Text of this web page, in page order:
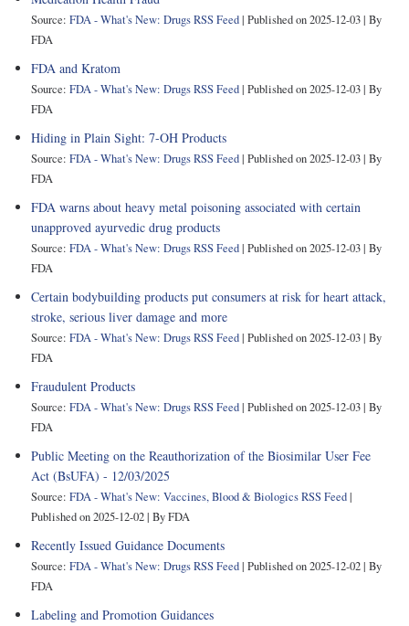
Source: FDA - What's New: Drugs RSS Feed Published on 2025-12-03 By
FDA
FDA and Kratom
Source: FDA - What's New: Drugs RSS Feed Published on 2025-12-03 By
FDA
Hiding in Plain Sight: 7-OH Products
Source: FDA - What's New: Drugs RSS Feed Published on 2025-12-03 By
FDA
FDA warns about heavy metal poisoning associated with certain
unapproved ayurvedic drug products
Source: FDA - What's New: Drugs RSS Feed Published on 2025-12-03 By
FDA
Certain bodybuilding products put consumers at risk for heart attack,
stroke, serious liver damage and more
Source: FDA - What's New: Drugs RSS Feed Published on 2025-12-03 By
FDA
Fraudulent Products
Source: FDA - What's New: Drugs RSS Feed Published on 2025-12-03 By
FDA
Public Meeting on the Reauthorization of the Biosimilar User Fee
Act (BsUFA) - 12/03/2025
Source: FDA - What's New: Vaccines, Blood & Biologics RSS Feed
Published on 2025-12-02 By FDA
Recently Issued Guidance Documents
Source: FDA - What's New: Drugs RSS Feed Published on 2025-12-02 By
FDA
Labeling and Promotion Guidances